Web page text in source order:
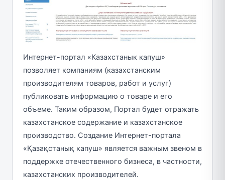
Интернет-портал «Казахстанык капуш»
позволяет компаниям (казахстанским
производителям товаров, работ и услуг)
публиковать информацию о товаре и его
объеме. Таким образом, Портал будет отражать
казахстанское содержание и казахстанское
производство. Создание Интернет-портала
«Қазақстанық капуш» является важным звеном в
поддержке отечественного бизнеса, в частности,
казахстанских производителей.